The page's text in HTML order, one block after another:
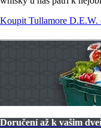
Koupit Tullamore D.E.W.
Doručení až k vašim